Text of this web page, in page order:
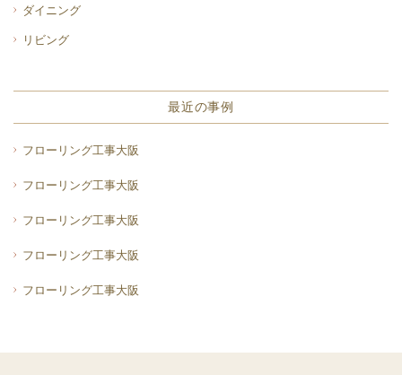
ダイニング
リビング
最近の事例
フローリング工事大阪
フローリング工事大阪
フローリング工事大阪
フローリング工事大阪
フローリング工事大阪